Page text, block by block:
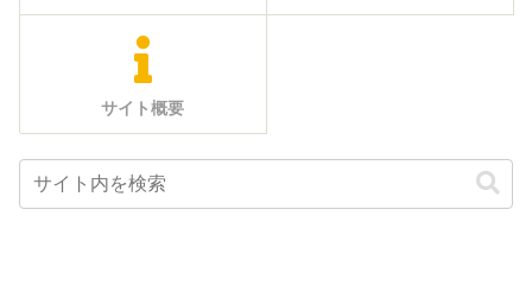
サイト概要